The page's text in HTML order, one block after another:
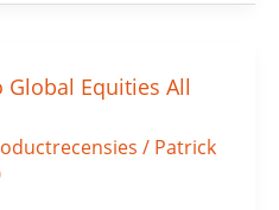
Equities All
/ Patrick